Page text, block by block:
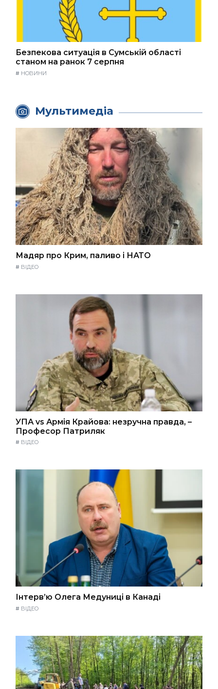
Безпекова ситуація в Сумській області
станом на ранок 7 серпня
# НОВИНИ
Мультимедіа
Мадяр про Крим, паливо і НАТО
# ВІДЕО
УПА vs Армія Крайова: незручна правда, –
Професор Патриляк
# ВІДЕО
Інтерв’ю Олега Медуниці в Канаді
# ВІДЕО